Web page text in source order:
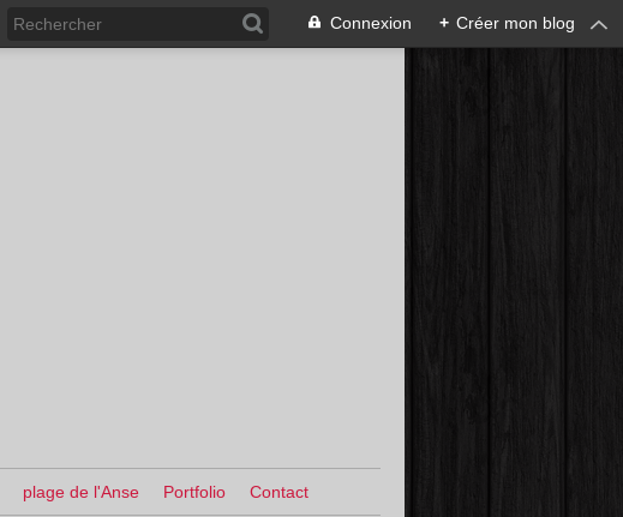
Connexion + Créer mon blog
plage de l'Anse Portfolio Contact